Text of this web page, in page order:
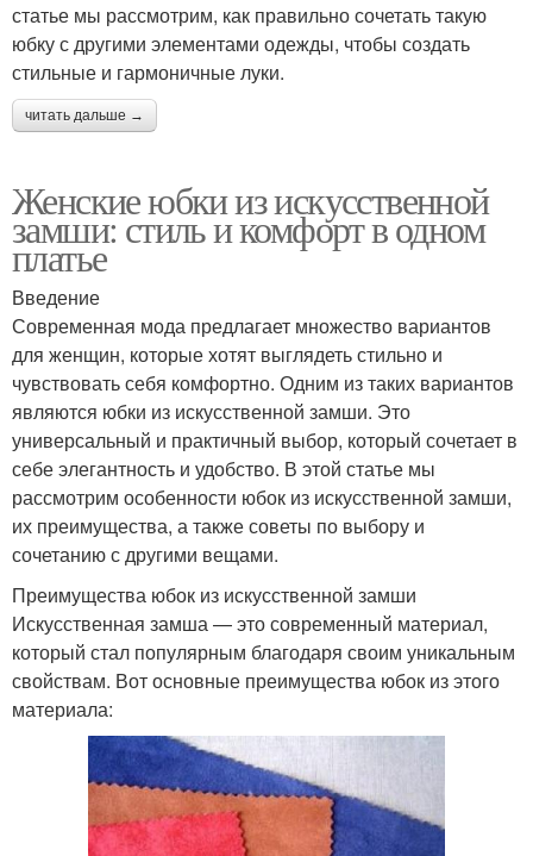
статье мы рассмотрим, как правильно сочетать такую
юбку с другими элементами одежды, чтобы создать
стильные и гармоничные луки.
читать дальше →
Женские юбки из искусственной
замши: стиль и комфорт в одном
платье
Введение
Современная мода предлагает множество вариантов
для женщин, которые хотят выглядеть стильно и
чувствовать себя комфортно. Одним из таких вариантов
являются юбки из искусственной замши. Это
универсальный и практичный выбор, который сочетает в
себе элегантность и удобство. В этой статье мы
рассмотрим особенности юбок из искусственной замши,
их преимущества, а также советы по выбору и
сочетанию с другими вещами.
Преимущества юбок из искусственной замши
Искусственная замша — это современный материал,
который стал популярным благодаря своим уникальным
свойствам. Вот основные преимущества юбок из этого
материала: